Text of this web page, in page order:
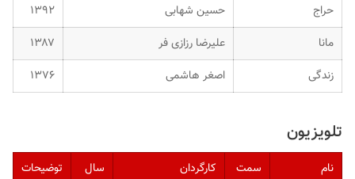
حراج
حسین شهابی
۱۳۹۲
مانا
علیرضا رزازی فر
۱۳۸۷
زندگی
اصغر هاشمی ۱۳۷۶
تلویزیون
نام سمت کارگردان سال توضیحات